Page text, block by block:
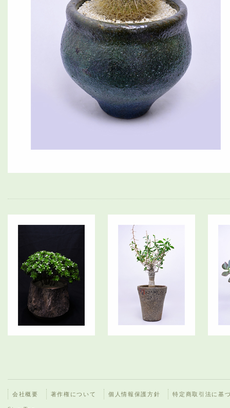
会社概要 著作権について 個人情報保護方針 特定商取引法に基